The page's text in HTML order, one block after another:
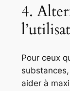
4.
Pour ceux
aider à